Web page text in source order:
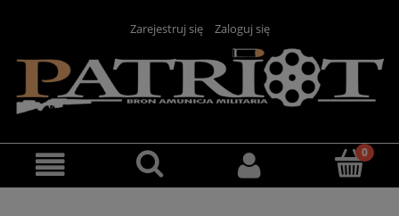
Zarejestruj się Zaloguj się